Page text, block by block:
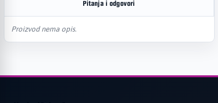
Pitanja i odgovori
Proizvod nema opis.